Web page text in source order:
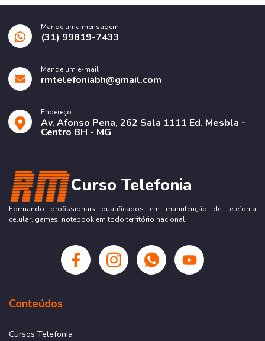
Mande uma mensagem
(31) 99819-7433
Mande um e-mail
rmtelefoniabh@gmail.com
Endereço
Av. Afonso Pena, 262 Sala 1111 Ed. Mesbla -
Centro BH - MG
Curso Telefonia
Formando profissionais qualificados em manutenção de telefonia
celular, games, notebook em todo território nacional.
Conteúdos
Cursos Telefonia